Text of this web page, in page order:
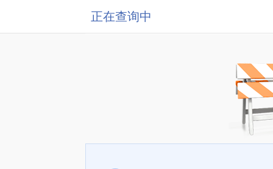
正在查询中